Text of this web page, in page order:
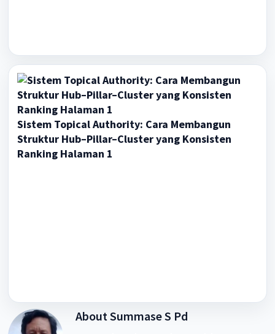
Sistem Topical Authority: Cara Membangun
Struktur Hub–Pillar–Cluster yang Konsisten
Ranking Halaman 1
AboutSummase S Pd